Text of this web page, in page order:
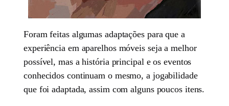
Foram feitas algumas adaptações para que a
experiência em aparelhos móveis seja a melhor
possível, mas a história principal e os eventos
conhecidos continuam o mesmo, a jogabilidade
que foi adaptada, assim com alguns poucos itens.